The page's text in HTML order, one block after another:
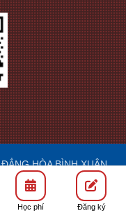
HÒA BÌNH XUÂN
Học phí Đăng ký